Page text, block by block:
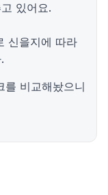
있어요.
신을지에 따라
비교해놨으니